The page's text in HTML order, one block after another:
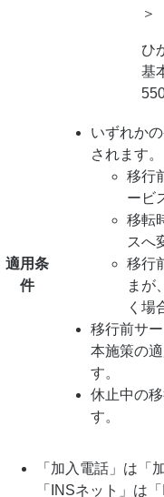
＞
ひ
基
適用条
件
いずれか
されます。
移行
ービ
移転
スへ
移行
まが
く場
移行前サ
本施策の
す。
休止中の
す。
「加入電話」は「
「INSネット」は